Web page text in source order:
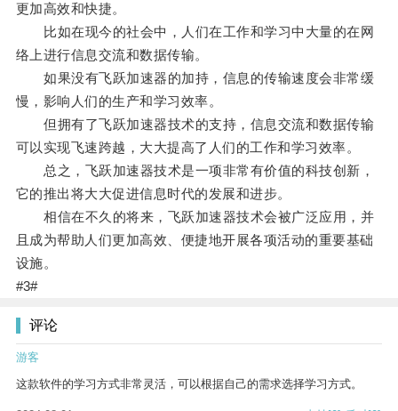
更加高效和快捷。
比如在现今的社会中，人们在工作和学习中大量的在网
络上进行信息交流和数据传输。
如果没有飞跃加速器的加持，信息的传输速度会非常缓
慢，影响人们的生产和学习效率。
但拥有了飞跃加速器技术的支持，信息交流和数据传输
可以实现飞速跨越，大大提高了人们的工作和学习效率。
总之，飞跃加速器技术是一项非常有价值的科技创新，
它的推出将大大促进信息时代的发展和进步。
相信在不久的将来，飞跃加速器技术会被广泛应用，并
且成为帮助人们更加高效、便捷地开展各项活动的重要基础
设施。
#3#
评论
游客
这款软件的学习方式非常灵活，可以根据自己的需求选择学习方式。